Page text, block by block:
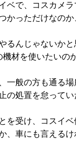
ベで、コスカメ
かっただけなの
るんじゃないか
機材を使いたい
一般の方も通る
の処置を怠って
を受け、コスイ
、車にも言える